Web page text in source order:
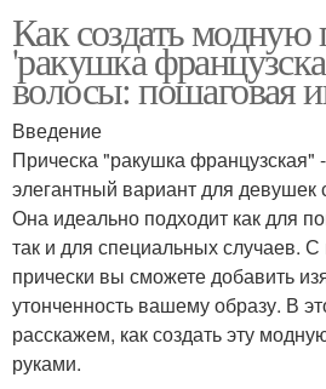
Как создать модную
'ракушка
волосы: пошаговая
Введение
Прическа "ракушка французская"
элегантный вариант для
Она идеально подходит как для
так и для специальных случаев.
прически вы сможете добавить
утонченность вашему образу. В
расскажем, как создать эту
руками.